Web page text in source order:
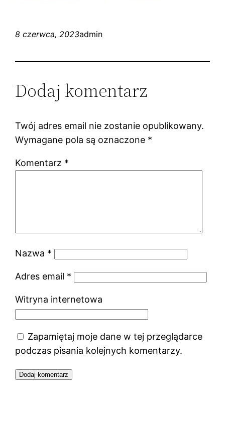
8 czerwca, 2023admin
Dodaj komentarz
Twój adres email nie zostanie opublikowany.
Wymagane pola są oznaczone *
Komentarz *
Nazwa *
Adres email *
Witryna internetowa
Zapamiętaj moje dane w tej przeglądarce
podczas pisania kolejnych komentarzy.